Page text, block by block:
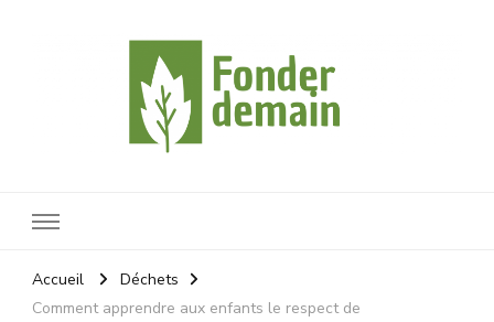
Accueil
Déchets
Comment apprendre aux enfants le respect de